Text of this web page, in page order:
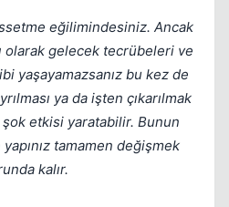
eğilimindesiniz. Ancak
olarak gelecek tecrübeleri ve
yaşayamazsanız bu kez de
ya da işten çıkarılmak
etkisi yaratabilir. Bunun
tamamen değişmek
kalır.